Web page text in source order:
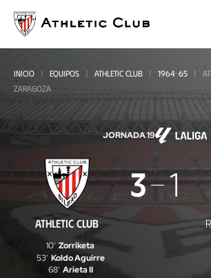
contenido
principal
INICIO EQUIPOS ATHLETIC CLUB 1964-65
ZARAGOZA
JORNADA 19
Athletic
Club
-
Real
Zaragoza
ATHLETIC CLUB
3 1
10' Zorriketa
53' Koldo Aguirre
68' Arieta II